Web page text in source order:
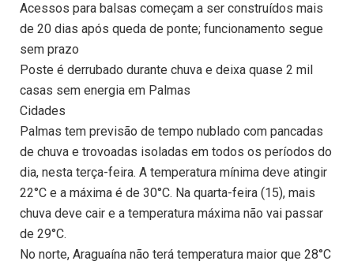
Acessos para balsas começam a ser construídos mais
de 20 dias após queda de ponte; funcionamento segue
sem prazo
Poste é derrubado durante chuva e deixa quase 2 mil
casas sem energia em Palmas
Cidades
Palmas tem previsão de tempo nublado com pancadas
de chuva e trovoadas isoladas em todos os períodos do
dia, nesta terça-feira. A temperatura mínima deve atingir
22°C e a máxima é de 30°C. Na quarta-feira (15), mais
chuva deve cair e a temperatura máxima não vai passar
de 29°C.
No norte, Araguaína não terá temperatura maior que 28°C